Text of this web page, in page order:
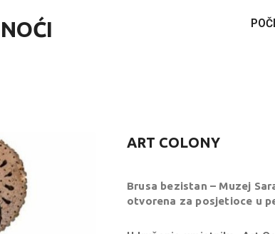
ART COLONY
Brusa bezistan – Muzej
otvorena za posjetioce u